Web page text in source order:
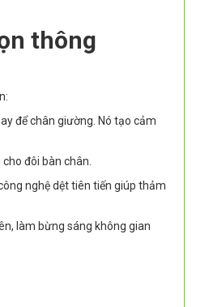
thông
để chân giường. Nó tạo cảm
đôi bàn chân.
nghệ dệt tiên tiến giúp thảm
làm bừng sáng không gian